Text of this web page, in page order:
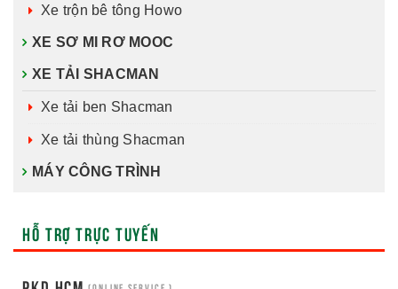
Xe trộn bê tông Howo
XE SƠ MI RƠ MOOC
XE TẢI SHACMAN
Xe tải ben Shacman
Xe tải thùng Shacman
MÁY CÔNG TRÌNH
HỖ TRỢ TRỰC TUYẾN